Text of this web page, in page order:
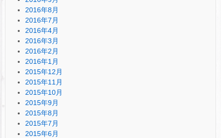
2016年8月
2016年7月
2016年4月
2016年3月
2016年2月
2016年1月
2015年12月
2015年11月
2015年10月
2015年9月
2015年8月
2015年7月
2015年6月